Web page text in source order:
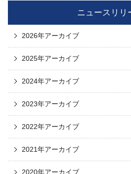
ニュースリリ
2026年アーカイブ
2025年アーカイブ
2024年アーカイブ
2023年アーカイブ
2022年アーカイブ
2021年アーカイブ
2020年アーカイブ